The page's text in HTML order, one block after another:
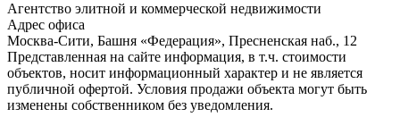
Агентство элитной и коммерческой недвижимости
Адрес офиса
Москва-Сити, Башня «Федерация», Пресненская наб., 12
Представленная на сайте информация, в т.ч. стоимости
объектов, носит информационный характер и не является
публичной офертой. Условия продажи объекта могут быть
изменены собственником без уведомления.